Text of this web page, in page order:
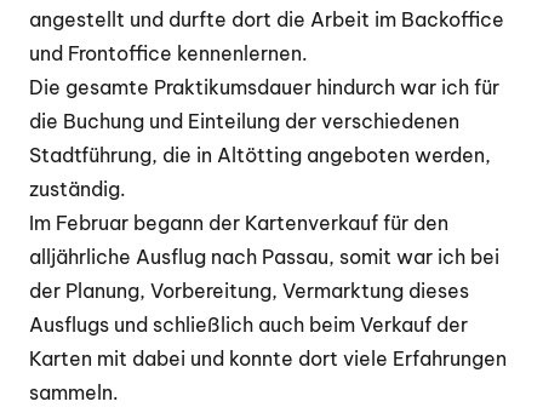
angestellt und durfte dort die Arbeit im Backoffice
und Frontoffice kennenlernen.
Die gesamte Praktikumsdauer hindurch war ich für
die Buchung und Einteilung der verschiedenen
Stadtführung, die in Altötting angeboten werden,
zuständig.
Im Februar begann der Kartenverkauf für den
alljährliche Ausflug nach Passau, somit war ich bei
der Planung, Vorbereitung, Vermarktung dieses
Ausflugs und schließlich auch beim Verkauf der
Karten mit dabei und konnte dort viele Erfahrungen
sammeln.